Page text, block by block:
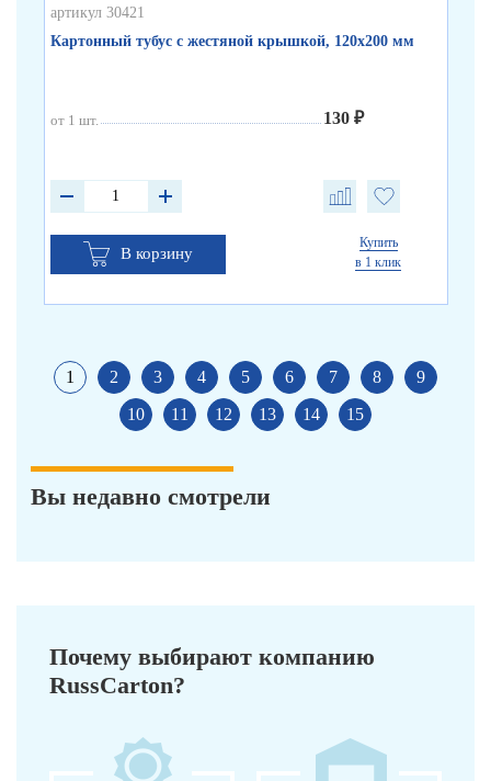
артикул 30421
Картонный тубус с жестяной крышкой, 120х200 мм
от 1 шт. 130 ₽
В корзину
Купить
в 1 клик
1 2 3 4 5 6 7 8
9
10
11 12 13 14 15
Вы недавно смотрели
Почему выбирают компанию
RussCarton?